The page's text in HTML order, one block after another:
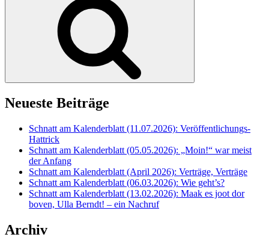
Neueste Beiträge
Schnatt am Kalenderblatt (11.07.2026): Veröffentlichungs-
Hattrick
Schnatt am Kalenderblatt (05.05.2026): „Moin!“ war meist
der Anfang
Schnatt am Kalenderblatt (April 2026): Verträge, Verträge
Schnatt am Kalenderblatt (06.03.2026): Wie geht’s?
Schnatt am Kalenderblatt (13.02.2026): Maak es joot dor
boven, Ulla Berndt! – ein Nachruf
Archiv